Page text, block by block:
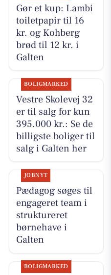
Gør et kup: Lambi
toiletpapir til 16
kr. og Kohberg
brød til 12 kr. i
Galten
BOLIGMARKED
Vestre Skolevej 32
er til salg for kun
395.000 kr.: Se de
billigste boliger til
salg i Galten her
JOBNYT
Pædagog søges til
engageret team i
struktureret
børnehave i
Galten
BOLIGMARKED